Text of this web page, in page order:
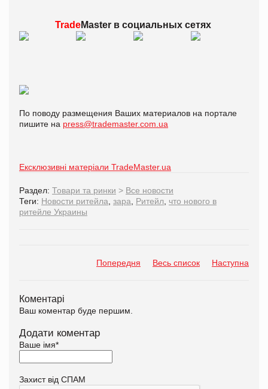
TradeMaster всоциальных сетях
По поводу размещения Ваших материалов на портале
пишите на press@trademaster.com.ua
Ексклюзивні матеріали TradeMaster.ua
Раздел: Товари та ринки > Все новости
Теги: Новости ритейла зара Ритейл
что нового в
ритейле Украины
Попередня Весь список Наступна
Коментарі
Ваш коментар буде першим.
Додати коментар
Ваше імя*
Захист від СПАМ